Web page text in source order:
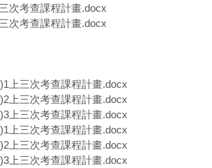
次考查課程計畫.docx
次考查課程計畫.docx
上三次考查課程計畫.docx
上三次考查課程計畫.docx
上三次考查課程計畫.docx
上三次考查課程計畫.docx
上三次考查課程計畫.docx
上三次考查課程計畫.docx